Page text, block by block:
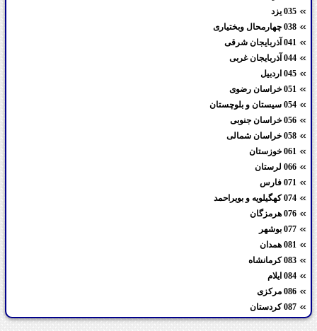
035 یزد
038 چهارمحال وبختیاری
041 آذربایجان شرقی
044 آذربایجان غربی
045 اردبیل
051 خراسان رضوی
054 سیستان و بلوچستان
056 خراسان جنوبی
058 خراسان شمالی
061 خوزستان
066 لرستان
071 فارس
074 کهگیلویه و بویراحمد
076 هرمزگان
077 بوشهر
081 همدان
083 کرمانشاه
084 ایلام
086 مرکزی
087 کردستان